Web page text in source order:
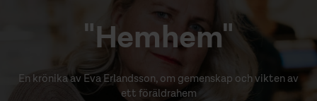
"Hemhem"
En krönika av Eva Erlandsson, om gemenskap och vikten av
ett föräldrahem